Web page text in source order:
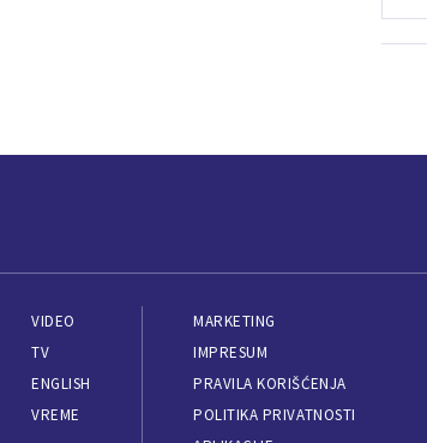
VIDEO
TV
ENGLISH
VREME
MARKETING
IMPRESUM
PRAVILA KORIŠĆENJA
POLITIKA PRIVATNOSTI